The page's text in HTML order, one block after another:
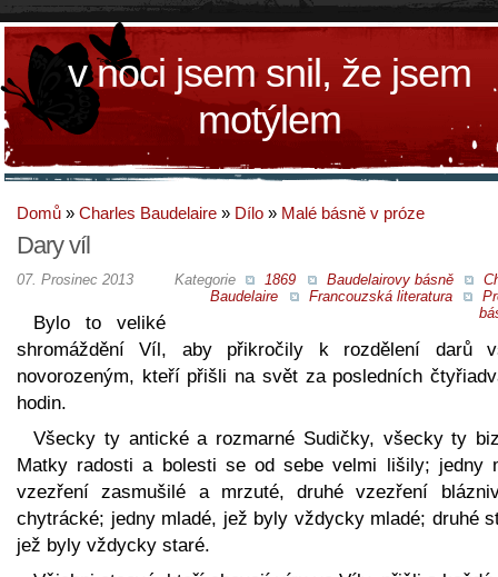
v noci jsem snil, že jsem
motýlem
Domů » Charles Baudelaire » Dílo » Malé básně v próze
Dary víl
Kategorie 1869 Baudelairovy básně
Baudelaire
Francouzská literatura
07. Prosinec 2013
Bylo to veliké
shromáždění Víl, aby přikročily k rozdělení darů
novorozeným, kteří přišli na svět za posledních
hodin.
Všecky ty antické a rozmarné Sudičky, všecky ty
Matky radosti a bolesti se od sebe velmi lišily; jedny
vzezření zasmušilé a mrzuté, druhé vzezření
chytrácké; jedny mladé, jež byly vždycky mladé; druhé
jež byly vždycky staré.